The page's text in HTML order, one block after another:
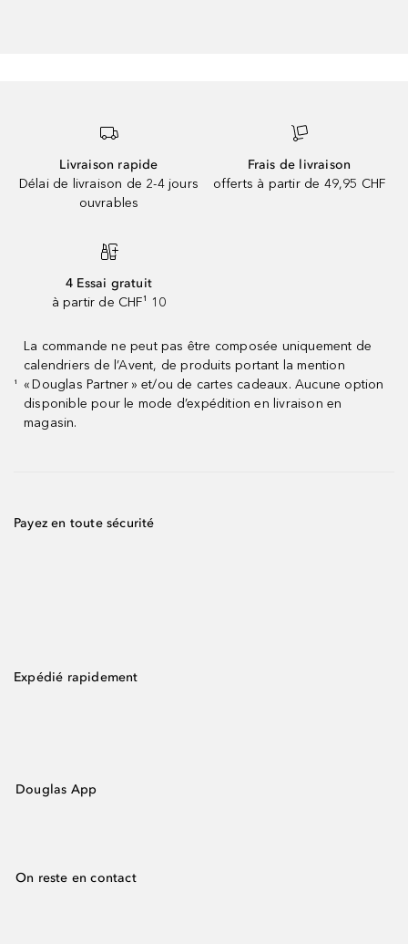
Livraison rapide
Délai de livraison de 2-4 jours
ouvrables
Frais de livraison
offerts à partir de 49,95 CHF
4 Essai gratuit
à partir de CHF¹ 10
¹
La commande ne peut pas être composée uniquement de
calendriers de l’Avent, de produits portant la mention
« Douglas Partner » et/ou de cartes cadeaux. Aucune option
disponible pour le mode d’expédition en livraison en
magasin.
Payez en toute sécurité
Expédié rapidement
Douglas App
On reste en contact